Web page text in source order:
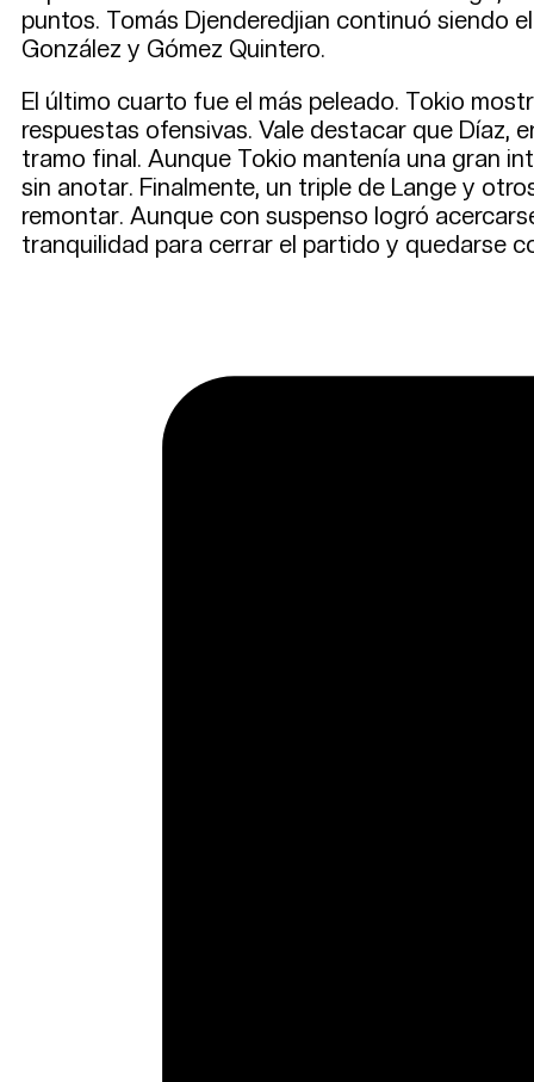
puntos. Tomás Djenderedjian continuó siendo
González y Gómez Quintero.
El último cuarto fue el más peleado. Tokio
respuestas ofensivas. Vale destacar que Díaz,
tramo final. Aunque Tokio mantenía una gran
sin anotar. Finalmente, un triple de Lange y
remontar. Aunque con suspenso logró
tranquilidad para cerrar el partido y quedarse